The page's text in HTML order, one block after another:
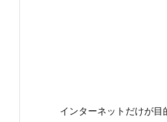
インターネットだけが